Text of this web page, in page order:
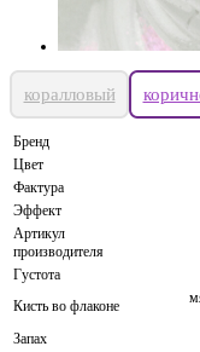
коралловый
Бренд
Цвет
Фактура
Эффект
Артикул
производителя
Густота
Кисть во флаконе
Запах